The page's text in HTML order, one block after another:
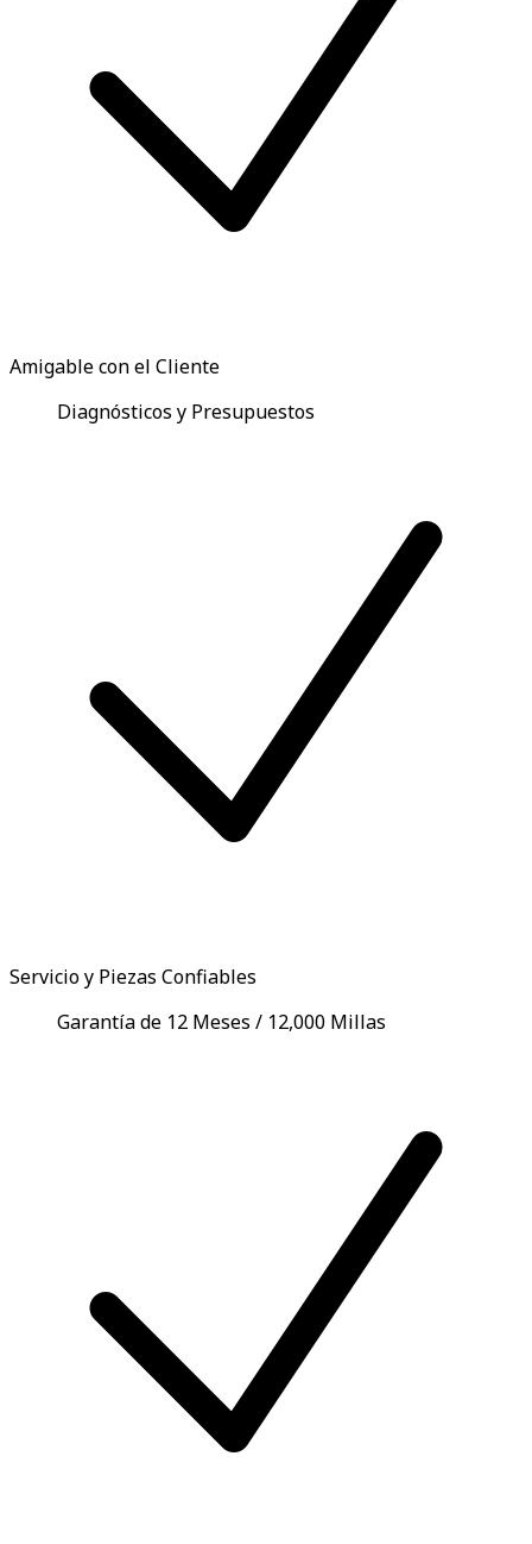
Amigable con el Cliente
Diagnósticos y Presupuestos
Servicio y Piezas Confiables
Garantía de 12 Meses / 12,000 Millas